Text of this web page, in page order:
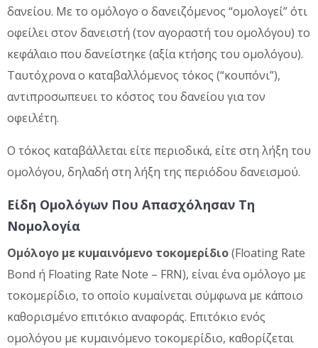
δανείου. Με το ομόλογο ο δανειζόμενος “ομολογεί” ότι
οφείλει στον δανειστή (τον αγοραστή του ομολόγου) το
κεφάλαιο που δανείστηκε (αξία κτήσης του ομολόγου).
Ταυτόχρονα ο καταβαλλόμενος τόκος (“κουπόνι”),
αντιπροσωπευει το κόστος του δανείου για τον
οφειλέτη.
Ο τόκος καταβάλλεται είτε περιοδικά, είτε στη λήξη του
ομολόγου, δηλαδή στη λήξη της περιόδου δανεισμού.
Είδη Ομολόγων Που Απασχόλησαν Τη
Νομολογία
Ομόλογο με κυμαινόμενο τοκομερίδιο(Floating Rate
Bond ή Floating Rate Note – FRN), είναι ένα ομόλογο με
τοκομερίδιο, το οποίο κυμαίνεται σύμφωνα με κάποιο
καθορισμένο επιτόκιο αναφοράς. Επιτόκιο ενός
ομολόγου με κυμαινόμενο τοκομερίδιο, καθορίζεται